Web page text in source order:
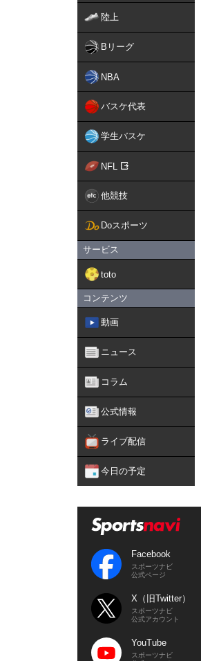
陸上
Bリーグ
NBA
バスケ代表
学生バスケ
NFL
他競技
Doスポーツ
サービス
toto
コンテンツ
動画
ニュース
コラム
公式情報
ライブ配信
今日の予定
Facebook
スポーツナビ
公式ページ
X（旧Twitter）
スポーツナビ
公式アカウント
YouTube
スポーツナビ